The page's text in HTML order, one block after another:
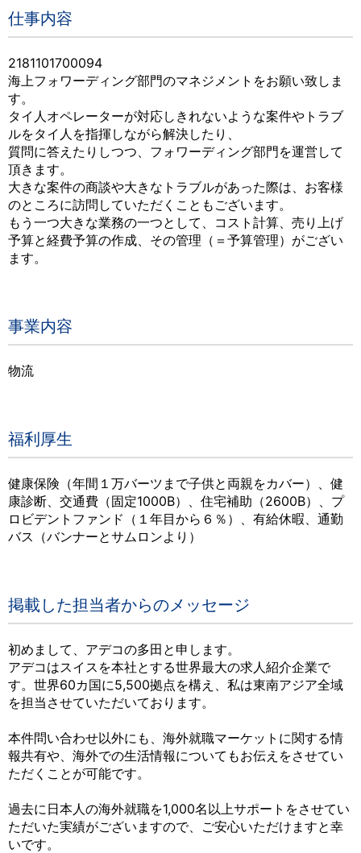
仕事内容
2181101700094
海上フォワーディング部門のマネジメントをお願い致しま
す。
タイ人オペレーターが対応しきれないような案件やトラブ
ルをタイ人を指揮しながら解決したり、
質問に答えたりしつつ、フォワーディング部門を運営して
頂きます。
大きな案件の商談や大きなトラブルがあった際は、お客様
のところに訪問していただくこともございます。
もう一つ大きな業務の一つとして、コスト計算、売り上げ
予算と経費予算の作成、その管理（＝予算管理）がござい
ます。
事業内容
物流
福利厚生
健康保険（年間１万バーツまで子供と両親をカバー）、健
康診断、交通費（固定1000B）、住宅補助（2600B）、プ
ロビデントファンド（１年目から６％）、有給休暇、通勤
バス（バンナーとサムロンより）
掲載した担当者からのメッセージ
初めまして、アデコの多田と申します。
アデコはスイスを本社とする世界最大の求人紹介企業で
す。世界60カ国に5,500拠点を構え、私は東南アジア全域
を担当させていただいております。
本件問い合わせ以外にも、海外就職マーケットに関する情
報共有や、海外での生活情報についてもお伝えをさせてい
ただくことが可能です。
過去に日本人の海外就職を1,000名以上サポートをさせてい
ただいた実績がございますので、ご安心いただけますと幸
いです。